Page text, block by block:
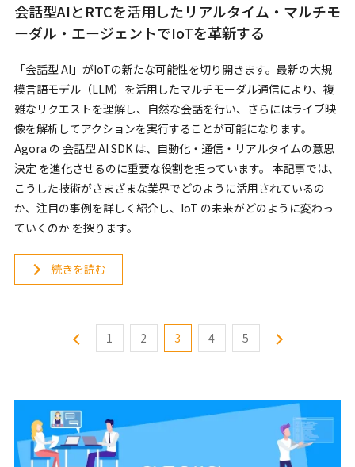
会話型AIとRTCを活用したリアルタイム・マルチモ
ーダル・エージェントでIoTを革新する
「会話型 AI」がIoTの新たな可能性を切り開きます。最新の大規
模言語モデル（LLM）を活用したマルチモーダル通信により、複
雑なリクエストを理解し、自然な会話を行い、さらにはライブ映
像を解析してアクションを実行することが可能になります。
Agora の 会話型 AI SDK は、自動化・通信・リアルタイムの意思
決定 を進化させるのに重要な役割を担っています。 本記事では、
こうした技術がさまざまな業界でどのように活用されているの
か、注目の事例を詳しく紹介し、IoT の未来がどのように変わっ
ていくのか を探ります。
続きを読む
1 2 3 4 5